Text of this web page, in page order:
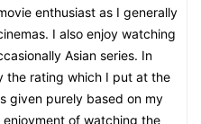
enthusiast as I generally
I also enjoy watching
Asian series. In
the rating which I put at the
given purely based on my
of watching the